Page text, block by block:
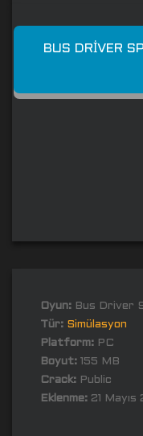
BUS DRIVER
Oyun: Bus Driver
Tür: Simülasyon
Platform: PC
Boyut: 155 MB
Crack: Public
Eklenme: 21 Mayıs